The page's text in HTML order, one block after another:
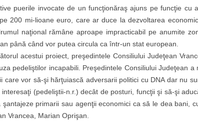
puerile invocate de un funcţionăraş ajuns pe funcţie
200 mi-lioane euro, care ar duce la dezvoltarea
naţional rămâne aproape impracticabil pe anumite
până când vor putea circula ca într-un stat european.
acestui proiect, preşedintele Consiliului Judeţean
pedeliştilor incapabili. Preşedintele Consiliului Judeţean
care vor să-şi hărţuiască adversarii politici cu DNA dar nu
interesaţi (pedeliştii-n.r.) decât de posturi, funcţii şi să-şi
şantajeze primarii sau agenţii economici ca să le dea bani,
Vrancea, Marian Oprişan.